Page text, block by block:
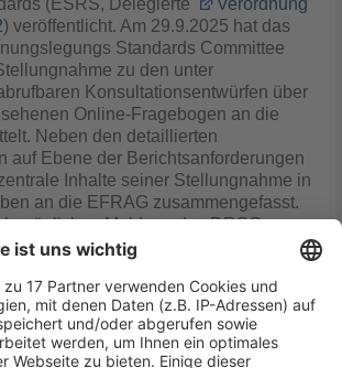
(ESRS, Delegierte
Verordnung
) veröffentlicht. Am 29.9.2025 hat das
Standards Committee
zu den unter
Konsultationsentwürfen über
Online-Fragebogen an die
Neben den detaillierten
auf Ebene der Berichtsanforderungen
Inhalte seiner Stellungnahme in
an die EFRAG zusammengefasst.
Meldung des DRSC vom
es sich darin z. B. für weitere
Unsicherheiten bezüglich des
dieses Konzepts im Rahmen der
zu adressieren. Es
des